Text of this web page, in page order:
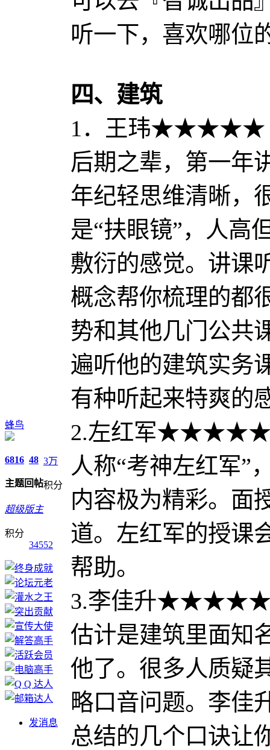
蜂鸟
6816
主题
48
回帖
3万
积分
超级版主
积分
34552
发消息
听一下，喜欢哪位
四、建筑
1．王玮★★★★★
后期之辈，第一年
年纪轻思维清晰，
是“扶眼镜”，人高
敷衍的感觉。讲课
概念帮你梳理的都
势和其他几门公共
遍听他的建筑实务
有种听起来特爽的
2.左红军
人称“考神左红军”
内容极为精彩。面
道。左红军的授课
帮助。
3.李佳升
估计是建筑里面知
他了。很多人质疑
略口音问题。李佳
总结的几个口诀让